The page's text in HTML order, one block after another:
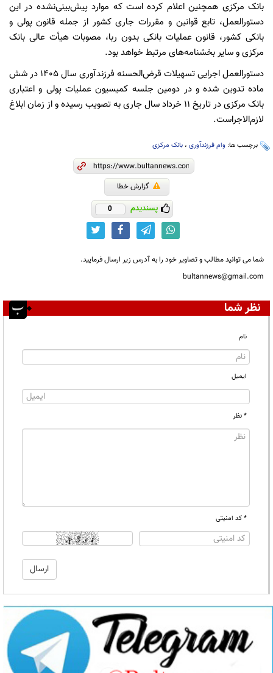
بانک مرکزی همچنین اعلام کرده است که موارد پیش‌بینی‌نشده در این
دستورالعمل، تابع قوانین و مقررات جاری کشور از جمله قانون پولی و
بانکی کشور، قانون عملیات بانکی بدون ربا، مصوبات هیأت عالی بانک
مرکزی و سایر بخشنامه‌های مرتبط خواهد بود.
دستورالعمل اجرایی تسهیلات قرض‌الحسنه فرزندآوری سال ۱۴۰۵ در شش
ماده تدوین شده و در دومین جلسه کمیسیون عملیات پولی و اعتباری
بانک مرکزی در تاریخ ۱۱ خرداد سال جاری به تصویب رسیده و از زمان ابلاغ
لازم‌الاجراست.
برچسب ها: وام فرزندآوری ، بانک مرکزی
گزارش خطا
پسندیدم 0
شما می توانید مطالب و تصاویر خود را به آدرس زیر ارسال فرمایید.
bultannews@gmail.com
نظر شما
نام
ایمیل
* نظر
* کد امنیتی